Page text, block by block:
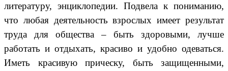
литературу, энциклопедии. Подвела к пониманию,
что любая деятельность взрослых имеет результат
труда для общества – быть здоровыми, лучше
работать и отдыхать, красиво и удобно одеваться.
Иметь красивую прическу, быть защищенными,